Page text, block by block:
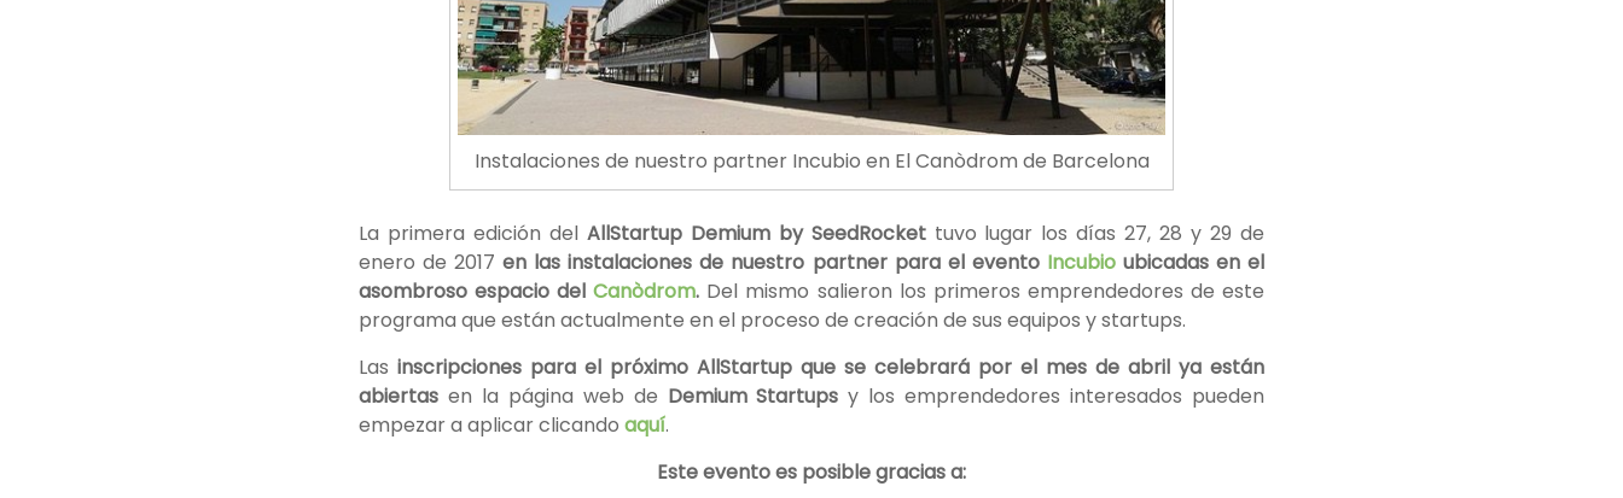
Instalaciones de nuestro partner Incubio en El Canòdrom de Barcelona
La primera edición del AllStartup Demium by SeedRockettuvo lugar los días 27, 28 y 29 de
enero de 2017 en las instalaciones de nuestro partner para el evento Incubioubicadas en el
asombroso espacio delCanòdrom. Del mismo salieron los primeros emprendedores de este
programa que están actualmente en el proceso de creación de sus equipos y startups.
Las inscripciones para el próximo AllStartup que se celebrará por el mes de abril ya están
abiertas en la página web de Demium Startupsy los emprendedores interesados pueden
empezar a aplicar clicando aquí.
Este evento es posible gracias a: